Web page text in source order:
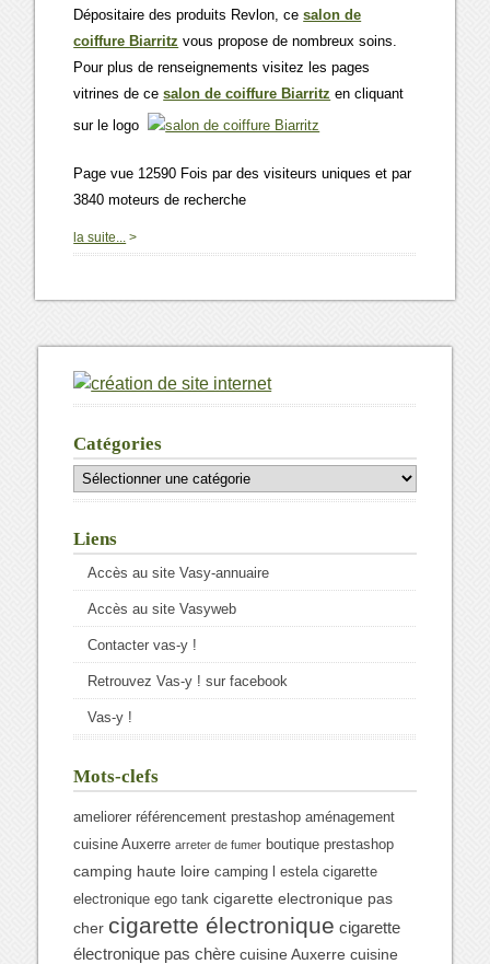
Dépositaire des produits Revlon, cesalon de
coiffure Biarritz vous propose de nombreux soins.
Pour plus de renseignements visitez les pages
vitrines de cesalon de coiffure Biarritz en cliquant
sur le logo
Page vue 12590 Fois par des visiteurs uniques et par
3840 moteurs de recherche
la suite... >
Catégories
Catégories
Liens
Accès au site Vasy-annuaire
Accès au site Vasyweb
Contacter vas-y !
Retrouvez Vas-y ! sur facebook
Vas-y !
Mots-clefs
ameliorer référencement prestashop aménagement
cuisine Auxerre arreter de fumer boutique prestashop
camping haute loire camping l estela cigarette
electronique ego tank cigarette electronique pas
cher cigarette électronique cigarette
électronique pas chère cuisine Auxerre cuisine